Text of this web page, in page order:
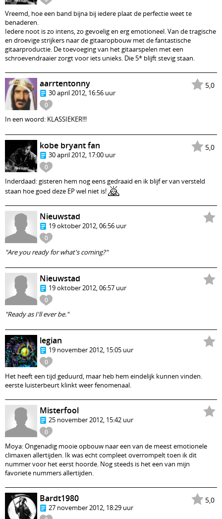
Vreemd, hoe een band bijna bij iedere plaat de perfectie weet te
benaderen.
Iedere noot is zo intens, zo gevoelig en erg emotioneel. Van de tragische
en droevige strijkers naar de gitaaropbouw met de fantastische
gitaarproductie. De toevoeging van het gitaarspelen met een
schroevendraaier zorgt voor iets unieks. Die 5* blijft stevig staan.
5,0
0
aarrtentonny
30 april 2012, 16:56 uur
In een woord: KLASSIEKER!!!
5,0
0
kobe bryant fan
30 april 2012, 17:00 uur
Inderdaad: gisteren hem nog eens gedraaid en ik blijf er van versteld
staan hoe goed deze EP wel niet is!🙇
0
Nieuwstad
19 oktober 2012, 06:56 uur
"Are you ready for what's coming?"
0
Nieuwstad
19 oktober 2012, 06:57 uur
"Ready as I'll ever be."
0
legian
19 november 2012, 15:05 uur
Het heeft een tijd geduurd, maar heb hem eindelijk kunnen vinden.
eerste luisterbeurt klinkt weer fenomenaal.
0
Misterfool
25 november 2012, 15:42 uur
Moya: Ongenadig mooie opbouw naar een van de meest emotionele
climaxen allertijden. Ik was echt compleet overrompelt toen ik dit
nummer voor het eerst hoorde. Nog steeds is het een van mijn
favoriete nummers allertijden.
5,0
Bardt1980
27 november 2012, 18:29 uur